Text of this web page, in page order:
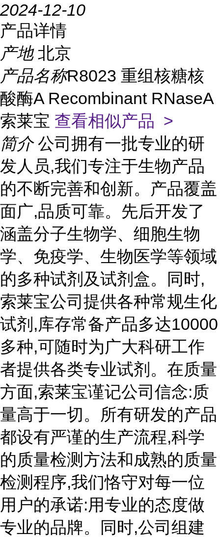
2024-12-10
产品详情
产地 北京
产品名称R8023 重组核糖核
酸酶A Recombinant RNaseA
索莱宝 查看相似产品 >
简介 公司拥有一批专业的研
发人员,我们专注于生物产品
的不断完善和创新。产品覆盖
面广,品质可靠。先后开发了
涵盖分子生物学、细胞生物
学、免疫学、生物医学等领域
的多种试剂及试剂盒。同时,
索莱宝公司提供各种常规生化
试剂,库存常备产品多达10000
多种,可随时为广大科研工作
者提供各类专业试剂。在质量
方面,索莱宝谨记公司信念:质
量高于一切。所有研发的产品
都设有严谨的生产流程,科学
的质量检测方法和成熟的质量
检测程序,我们恪守对每一位
用户的承诺:用专业的态度做
专业的品牌。同时,公司组建